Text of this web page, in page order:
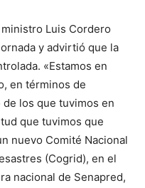
Luis Cordero
y advirtió que la
«Estamos en
en términos de
los que tuvimos en
que tuvimos que
nuevo Comité Nacional
(Cogrid), en el
nacional de Senapred,